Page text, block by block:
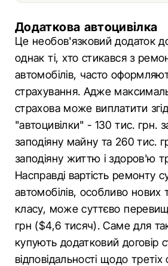
Додаткова автоцивілка
Це необов'язковий додаток
однак ті, хто стикався з
автомобілів, часто
страхування. Адже
страхова може виплатити
"автоцивілки" - 130 тис. грн.
заподіяну майну та 260 тис.
заподіяну життю і здоров'ю
Насправді вартість ремонту
автомобілів, особливо нових
класу, може суттєво
грн ($4,6 тисяч). Саме для
купують додатковий договір
відповідальності щодо третіх